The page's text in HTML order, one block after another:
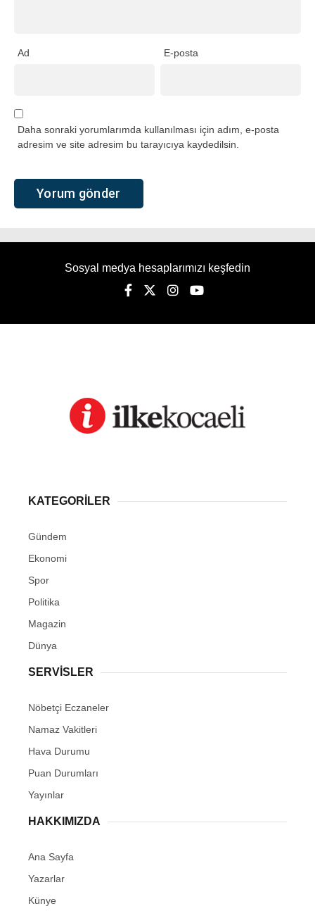
Ad E-posta
Daha sonraki yorumlarımda kullanılması için adım, e-posta
adresim ve site adresim bu tarayıcıya kaydedilsin.
Sosyal medya hesaplarımızı keşfedin
KATEGORİLER
Gündem
Ekonomi
Spor
Politika
Magazin
Dünya
SERVİSLER
Nöbetçi Eczaneler
Namaz Vakitleri
Hava Durumu
Puan Durumları
Yayınlar
HAKKIMIZDA
Ana Sayfa
Yazarlar
Künye